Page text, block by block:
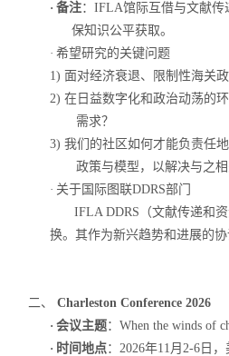
· 备注： IFLA馆际互借与文献传
保知识公平获取。
· 希望研究的关键问题
1) 面对经济衰退、限制性海关
2) 在日益数字化和政治动荡的
需求？
3) 我们的社区如何才能负责任
政策与模型，以解决与之
· 关于国际图联DDRS部门
IFLA DDRS （文献传递和
换。其作为新兴趋势和进展的
二、
Charleston Conference 2026
· 会议主题： When the winds of
· 时间地点： 2026年11月 2-6日，